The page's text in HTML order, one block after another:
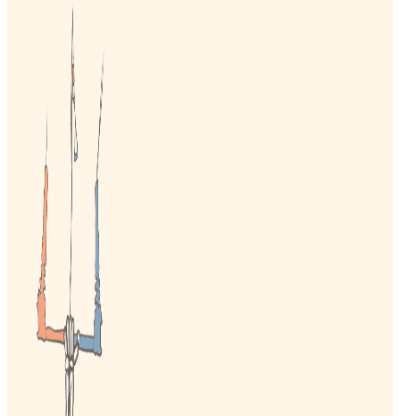
ZONA PRIVADA DE PLAYA
WINDSURF
CARACTERÍSTICA PERSONALIZADA 1
CARACTERÍSTICA PERSONALIZADA 2
CARACTERÍSTICA PERSONALIZADA 3
CARACTERÍSTICA PERSONALIZADA 4
CARACTERÍSTICA PERSONALIZADA 5
CARACTERÍSTICA PERSONALIZADA 6